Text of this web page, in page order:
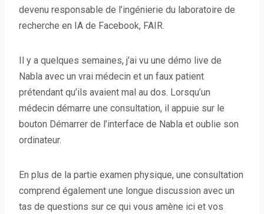
devenu responsable de l’ingénierie du laboratoire de
recherche en IA de Facebook, FAIR.
Il y a quelques semaines, j’ai vu une démo live de
Nabla avec un vrai médecin et un faux patient
prétendant qu’ils avaient mal au dos. Lorsqu’un
médecin démarre une consultation, il appuie sur le
bouton Démarrer de l’interface de Nabla et oublie son
ordinateur.
En plus de la partie examen physique, une consultation
comprend également une longue discussion avec un
tas de questions sur ce qui vous amène ici et vos